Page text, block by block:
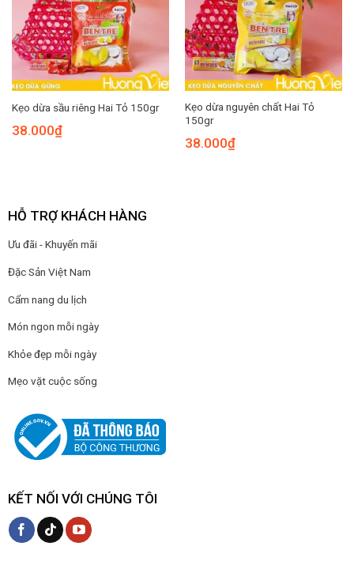
Kẹo dừa sầu riêng Hai Tỏ 150gr
38.000₫
Kẹo dừa nguyên chất Hai Tỏ
150gr
38.000₫
HỖ TRỢ KHÁCH HÀNG
Ưu đãi - Khuyến mãi
Đặc Sản Việt Nam
Cẩm nang du lịch
Món ngon mỗi ngày
Khỏe đẹp mỗi ngày
Mẹo vặt cuộc sống
KẾT NỐI VỚI CHÚNG TÔI